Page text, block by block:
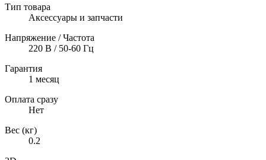
Тип товара
Аксессуары и запчасти
Напряжение / Частота
220 В / 50-60 Гц
Гарантия
1 месяц
Оплата сразу
Нет
Вес (кг)
0.2